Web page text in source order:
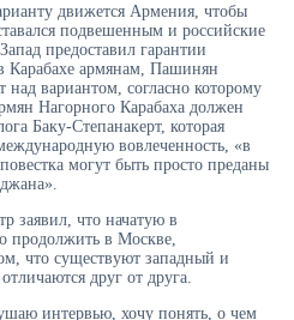
движется Армения, чтобы
подвешенным и российские
предоставил гарантии
Карабахе армянам, Пашинян
над вариантом, согласно которому
Нагорного Карабаха должен
Баку-Степанакерт, которая
вовлеченность, «в
могут быть просто преданы
заявил, что начатую в
продолжить в Москве,
что существуют западный и
друг от друга.
интервью, хочу понять, о чем